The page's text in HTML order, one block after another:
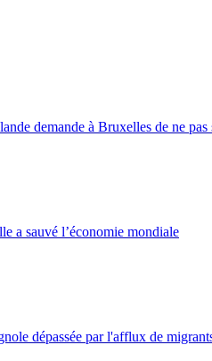
demande à Bruxelles de ne
a sauvé l’économie mondiale
dépassée par l'afflux de